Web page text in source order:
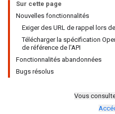
Sur cette page
Nouvelles fonctionnalités
Exiger des URL de rappel lors
Télécharger la spécification
de référence de l'API
Fonctionnalités abandonnées
Bugs résolus
Vous